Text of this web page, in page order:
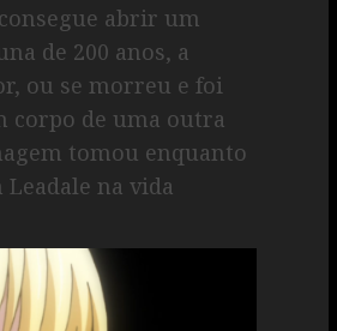
abrir um
de 200 anos, a
ou se morreu e foi
corpo de uma outra
tomou enquanto
na vida